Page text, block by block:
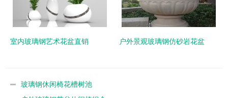
室内玻璃钢艺术花盆直销 户外景观玻璃钢仿砂岩花盆
玻璃钢休闲椅花槽树池